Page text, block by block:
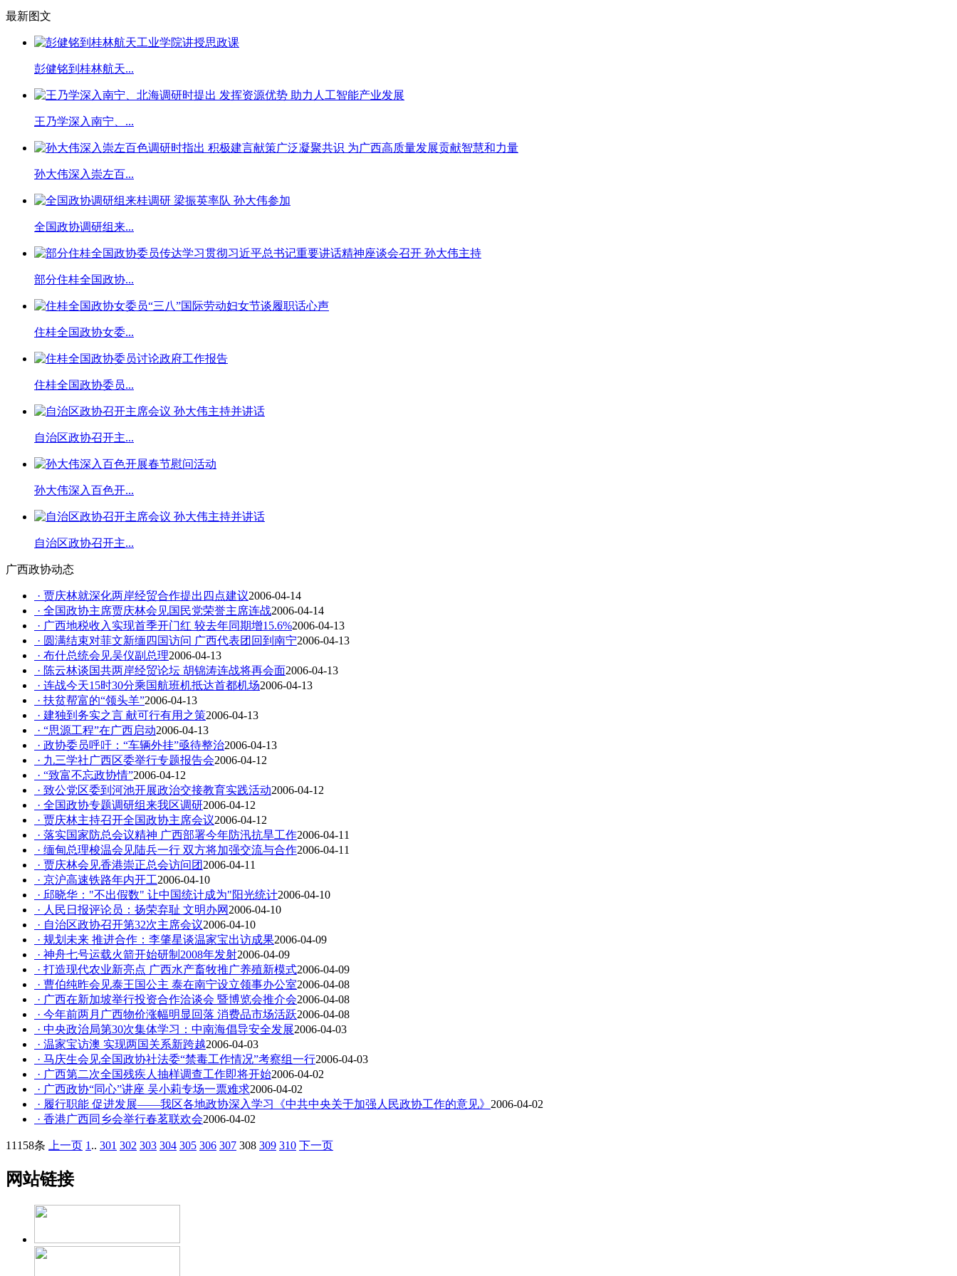
最新图文
彭健铭到桂林航天...
王乃学深入南宁、...
孙大伟深入崇左百...
全国政协调研组来...
部分住桂全国政协...
住桂全国政协女委...
住桂全国政协委员...
自治区政协召开主...
孙大伟深入百色开...
自治区政协召开主...
广西政协动态
· 贾庆林就深化两岸经贸合作提出四点建议2006-04-14
· 全国政协主席贾庆林会见国民党荣誉主席连战2006-04-14
· 广西地税收入实现首季开门红 较去年同期增15.6%2006-04-13
· 圆满结束对菲文新缅四国访问 广西代表团回到南宁2006-04-13
· 布什总统会见吴仪副总理2006-04-13
· 陈云林谈国共两岸经贸论坛 胡锦涛连战将再会面2006-04-13
· 连战今天15时30分乘国航班机抵达首都机场2006-04-13
· 扶贫帮富的“领头羊”2006-04-13
· 建独到务实之言 献可行有用之策2006-04-13
· “思源工程”在广西启动2006-04-13
· 政协委员呼吁：“车辆外挂”亟待整治2006-04-13
· 九三学社广西区委举行专题报告会2006-04-12
· “致富不忘政协情”2006-04-12
· 致公党区委到河池开展政治交接教育实践活动2006-04-12
· 全国政协专题调研组来我区调研2006-04-12
· 贾庆林主持召开全国政协主席会议2006-04-12
· 落实国家防总会议精神 广西部署今年防汛抗旱工作2006-04-11
· 缅甸总理梭温会见陆兵一行 双方将加强交流与合作2006-04-11
· 贾庆林会见香港崇正总会访问团 2006-04-11
· 京沪高速铁路年内开工2006-04-10
· 邱晓华："不出假数" 让中国统计成为"阳光统计2006-04-10
· 人民日报评论员：扬荣弃耻 文明办网 2006-04-10
· 自治区政协召开第32次主席会议2006-04-10
· 规划未来 推进合作：李肇星谈温家宝出访成果2006-04-09
· 神舟七号运载火箭开始研制2008年发射2006-04-09
· 打造现代农业新亮点 广西水产畜牧推广养殖新模式2006-04-09
· 曹伯纯昨会见泰王国公主 泰在南宁设立领事办公室2006-04-08
· 广西在新加坡举行投资合作洽谈会 暨博览会推介会2006-04-08
· 今年前两月广西物价涨幅明显回落 消费品市场活跃2006-04-08
· 中央政治局第30次集体学习：中南海倡导安全发展2006-04-03
· 温家宝访澳 实现两国关系新跨越2006-04-03
· 马庆生会见全国政协社法委“禁毒工作情况”考察组一行2006-04-03
· 广西第二次全国残疾人抽样调查工作即将开始2006-04-02
· 广西政协“同心”讲座 吴小莉专场一票难求2006-04-02
· 履行职能 促进发展——我区各地政协深入学习《中共中央关于加强人民政协工作的意见》 2006-04-02
· 香港广西同乡会举行春茗联欢会2006-04-02
11158条 上一页 1 .. 301 302 303 304 305 306 307 308 309 310 下一页
网站链接